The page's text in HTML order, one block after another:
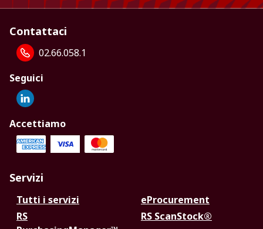
Contattaci
02.66.058.1
Seguici
Accettiamo
Servizi
Tutti i servizi
eProcurement
RS
RS ScanStock®